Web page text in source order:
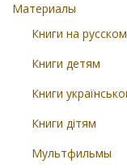
Материалы
Книги на русском
Книги детям
Книги
Книги дітям
Мультфильмы